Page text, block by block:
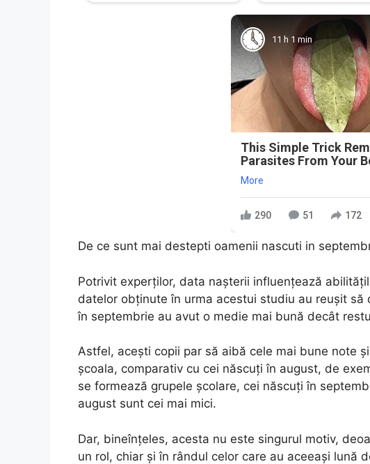
11 h 1 min
This Simple Trick
Parasites From Your
More
290 51 172
De ce sunt mai destepti oamenii nascuti in
Potrivit experților, data nașterii influențează
datelor obținute în urma acestui studiu au reușit
în septembrie au avut o medie mai bună decât
Astfel, acești copii par să aibă cele mai bune note
școala, comparativ cu cei născuți în august, de
se formează grupele școlare, cei născuți în
august sunt cei mai mici.
Dar, bineînțeles, acesta nu este singurul motiv,
un rol, chiar și în rândul celor care au aceeași lună